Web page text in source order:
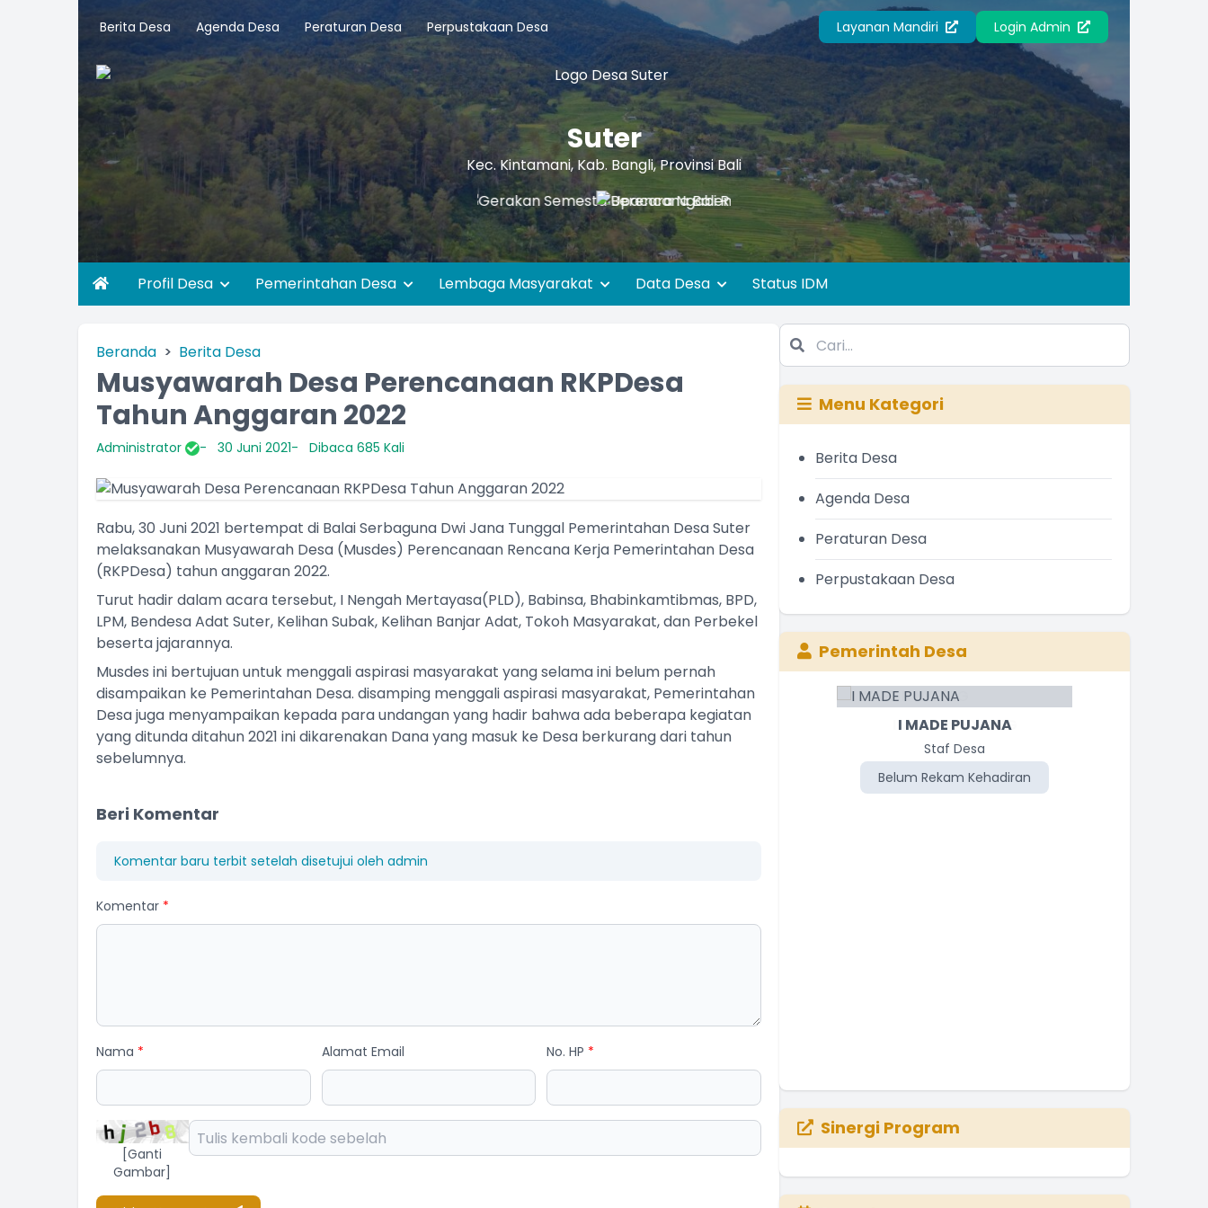
Berita Desa Agenda Desa Peraturan Desa Perpustakaan Desa Layanan Mandiri Login Admin
Suter
Kec. Kintamani, Kab. Bangli, Provinsi Bali
Profil Desa Pemerintahan Desa Lembaga Masyarakat Data Desa Status IDM
Beranda Berita Desa
Musyawarah Desa Perencanaan RKPDesa
Tahun Anggaran 2022
Administrator 30 Juni 2021 Dibaca 685 Kali
Rabu, 30 Juni 2021 bertempat di Balai Serbaguna Dwi Jana Tunggal Pemerintahan Desa Suter
melaksanakan Musyawarah Desa (Musdes) Perencanaan Rencana Kerja Pemerintahan Desa
(RKPDesa) tahun anggaran 2022.
Turut hadir dalam acara tersebut, I Nengah Mertayasa(PLD), Babinsa, Bhabinkamtibmas, BPD,
LPM, Bendesa Adat Suter, Kelihan Subak, Kelihan Banjar Adat, Tokoh Masyarakat, dan Perbekel
beserta jajarannya.
Musdes ini bertujuan untuk menggali aspirasi masyarakat yang selama ini belum pernah
disampaikan ke Pemerintahan Desa. disamping menggali aspirasi masyarakat, Pemerintahan
Desa juga menyampaikan kepada para undangan yang hadir bahwa ada beberapa kegiatan
yang ditunda ditahun 2021 ini dikarenakan Dana yang masuk ke Desa berkurang dari tahun
sebelumnya.
Beri Komentar
Komentar baru terbit setelah disetujui oleh admin
Komentar *
Nama * Alamat Email No. HP *
[Ganti
Gambar]
Menu Kategori
Berita Desa
Agenda Desa
Peraturan Desa
Perpustakaan Desa
Pemerintah Desa
I WAYAN NYEPEG
Perbekel
I MADE PUJANA
Staf Desa
Belum Rekam Kehadiran
Sinergi Program